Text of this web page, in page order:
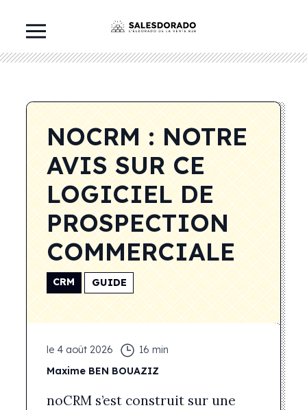
NOCRM : NOTRE
AVIS SUR CE
LOGICIEL DE
PROSPECTION
COMMERCIALE
CRM GUIDE
le 4 août 2026 16 min
Maxime BEN BOUAZIZ
noCRM s’est construit sur une